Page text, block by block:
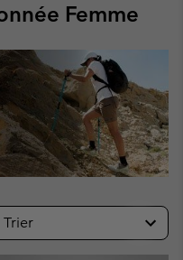
Femme
Trier